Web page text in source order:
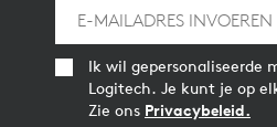
Ik wil gepersonaliseerde
Logitech. Je kunt je op
Zie ons Privacybeleid.